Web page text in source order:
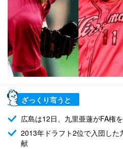
ざっくり言うと
広島は12日、九里亜蓮がFA権
2013年ドラフト2位で入団し
献